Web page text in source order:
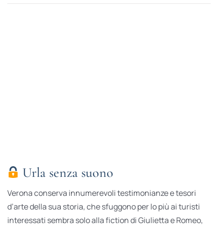
Urla senza suono
Verona conserva innumerevoli testimonianze e tesori
d’arte della sua storia, che sfuggono per lo più ai turisti
interessati sembra solo alla fiction di Giulietta e Romeo,